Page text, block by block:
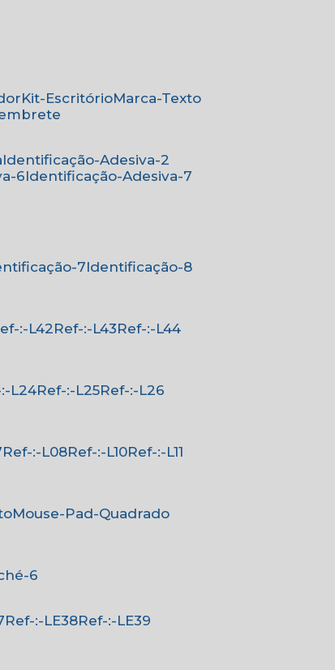
Kit-Escritório
Marca-Texto
Identificação-Adesiva-2
6 Identificação-Adesiva-7
7 Identificação-8
Ref-:-L42 Ref-:-L43
Ref-:-L44
:-L24 Ref-:-L25
Ref-:-L26
Ref-:-L08 Ref-:-L10
Ref-:-L11
Mouse-Pad-Quadrado
6
Ref-:-LE38
Ref-:-LE39